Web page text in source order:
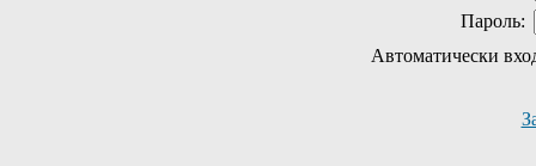
Пароль:
Автоматически